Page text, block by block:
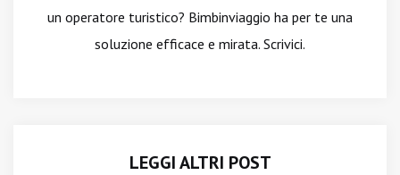
un operatore turistico? Bimbinviaggio ha per te una
soluzione efficace e mirata. Scrivici.
LEGGI ALTRI POST